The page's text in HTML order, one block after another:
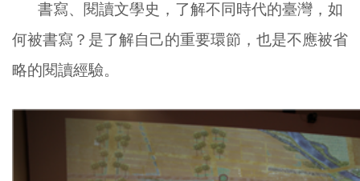
書寫、閱讀文學史，了解不同時代的臺灣，如
何被書寫？是了解自己的重要環節，也是不應被省
略的閱讀經驗。